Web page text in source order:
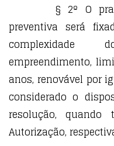
§ 2º O
preventiva será
complexidade
empreendimento,
anos, renovável por
considerado o
resolução, quando
Autorização,